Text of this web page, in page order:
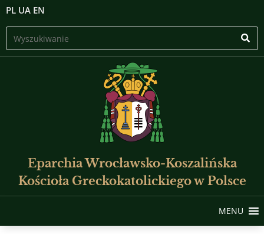
PL UA EN
Eparchia Wrocławsko-Koszalińska
Kościoła Greckokatolickiego w Polsce
MENU